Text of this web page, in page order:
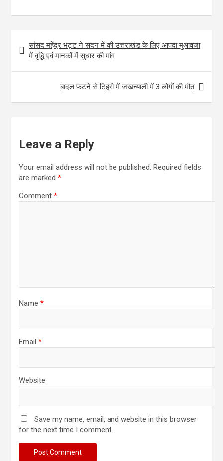
ce
o
o
tt ail at
s
A
p
p
ar
Post
navigation
सांसद महेंद्र भट्ट ने सदन में की उत्तराखंड के लिए आपदा मुआवजा
में वृद्धि एवं मानकों में सुधार की मांग
बादल फटने से टिहरी में जखन्याली में 3 लोगों की मौत
Leave a Reply
Your email address will not be published. Required fields
are marked *
Comment *
Name *
Email *
Website
Save my name, email, and website in this browser
for the next time I comment.